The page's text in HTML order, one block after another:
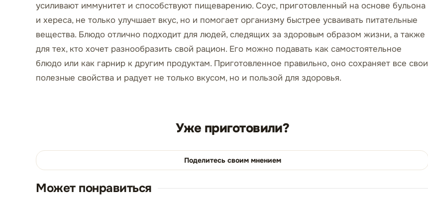
усиливают иммунитет и способствуют пищеварению. Соус, приготовленный на основе бульона
и хереса, не только улучшает вкус, но и помогает организму быстрее усваивать питательные
вещества. Блюдо отлично подходит для людей, следящих за здоровым образом жизни, а также
для тех, кто хочет разнообразить свой рацион. Его можно подавать как самостоятельное
блюдо или как гарнир к другим продуктам. Приготовленное правильно, оно сохраняет все свои
полезные свойства и радует не только вкусом, но и пользой для здоровья.
Уже приготовили?
Поделитесь своим мнением
Может понравиться